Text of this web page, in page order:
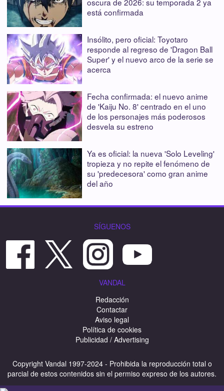
está confirmada
Insólito, pero oficial: Toyotaro
responde al regreso de 'Dragon Ball
Super' y el nuevo arco de la serie se
acerca
Fecha confirmada: el nuevo anime
de 'Kaiju No. 8' centrado en el uno
de los personajes más poderosos
desvela su estreno
Ya es oficial: la nueva 'Solo Leveling'
tropieza y no repite el fenómeno de
su 'predecesora' como gran anime
del año
SÍGUENOS
VANDAL
Redacción
Contactar
Aviso legal
Política de cookies
Publicidad / Advertising
Copyright Vandal 1997-2024 - Prohibida la reproducción total o
parcial de estos contenidos sin el permiso expreso de los autores.